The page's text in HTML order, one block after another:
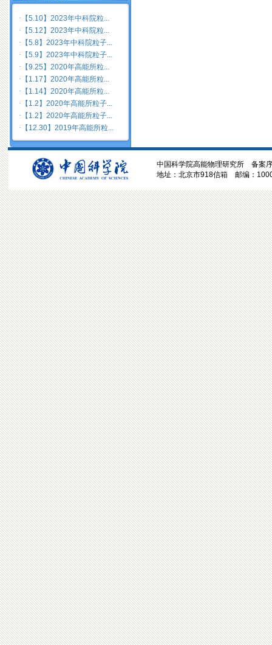
· 【5.10】2023年中科院粒...
· 【5.12】2023年中科院粒...
· 【5.8】2023年中科院粒子...
· 【5.9】2023年中科院粒子...
· 【9.25】2020年高能所粒...
· 【1.17】2020年高能所粒...
· 【1.14】2020年高能所粒...
· 【1.2】2020年高能所粒子...
· 【1.2】2020年高能所粒子...
· 【12.30】2019年高能所粒...
中国科学院高能物理研究所 备案
地址：北京市918信箱 邮编：